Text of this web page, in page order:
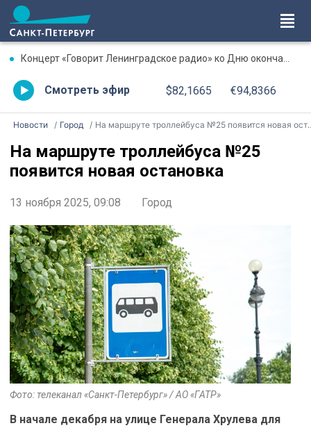
Концерт «Говорит Ленинградское радио» ко Дню окончания Ленинградской битвы. Онлайн-трансляция
Смотреть эфир $82,1665 €94,8366
Новости Город На маршруте троллейбуса №25 появится новая остановка
На маршруте троллейбуса №25
появится новая остановка
13 ноября 2025, 09:08 Город
Фото: телеканал «Санкт-Петербург» / АО «ГАТР»
В начале декабря на улице Генерала Хрулева для